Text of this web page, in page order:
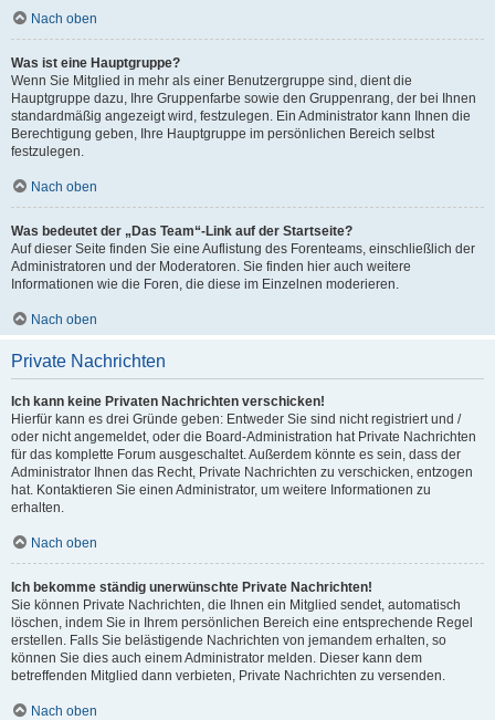
Nach oben
Was ist eine Hauptgruppe?
Wenn Sie Mitglied in mehr als einer Benutzergruppe sind, dient die
Hauptgruppe dazu, Ihre Gruppenfarbe sowie den Gruppenrang, der bei Ihnen
standardmäßig angezeigt wird, festzulegen. Ein Administrator kann Ihnen die
Berechtigung geben, Ihre Hauptgruppe im persönlichen Bereich selbst
festzulegen.
Nach oben
Was bedeutet der „Das Team“-Link auf der Startseite?
Auf dieser Seite finden Sie eine Auflistung des Forenteams, einschließlich der
Administratoren und der Moderatoren. Sie finden hier auch weitere
Informationen wie die Foren, die diese im Einzelnen moderieren.
Nach oben
Private Nachrichten
Ich kann keine Privaten Nachrichten verschicken!
Hierfür kann es drei Gründe geben: Entweder Sie sind nicht registriert und /
oder nicht angemeldet, oder die Board-Administration hat Private Nachrichten
für das komplette Forum ausgeschaltet. Außerdem könnte es sein, dass der
Administrator Ihnen das Recht, Private Nachrichten zu verschicken, entzogen
hat. Kontaktieren Sie einen Administrator, um weitere Informationen zu
erhalten.
Nach oben
Ich bekomme ständig unerwünschte Private Nachrichten!
Sie können Private Nachrichten, die Ihnen ein Mitglied sendet, automatisch
löschen, indem Sie in Ihrem persönlichen Bereich eine entsprechende Regel
erstellen. Falls Sie belästigende Nachrichten von jemandem erhalten, so
können Sie dies auch einem Administrator melden. Dieser kann dem
betreffenden Mitglied dann verbieten, Private Nachrichten zu versenden.
Nach oben